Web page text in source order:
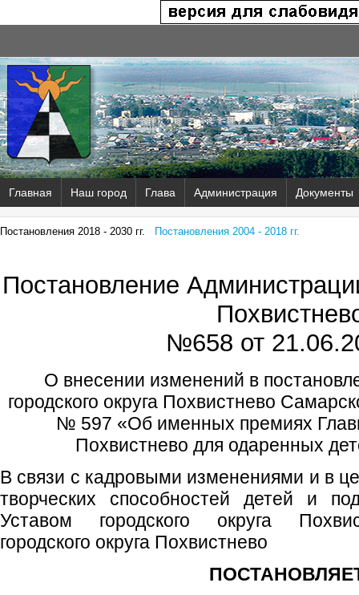
Главная Наш город Глава Администрация Документы
Постановления 2018 - 2030 гг. Постановления 2004 - 2018 гг.
Постановление
№658 от
О внесении изменений в
городского округа Похвистнево
№ 597 «Об именных премиях Главы
Похвистнево для одаренных
В связи с кадровыми изменениями и в
творческих способностей детей и
Уставом городского округа
городского округа Похвистнево